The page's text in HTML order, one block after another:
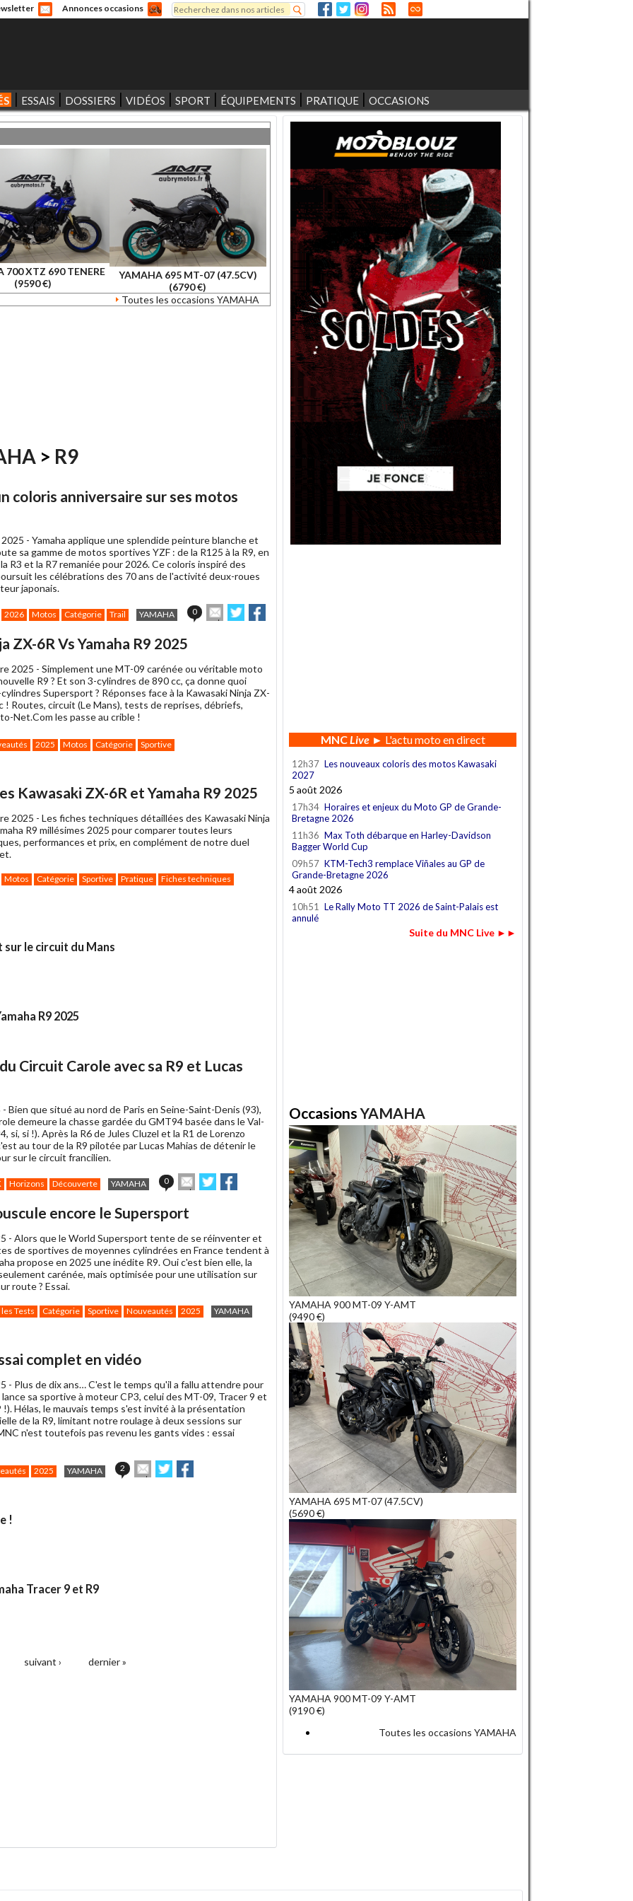
Annonces occasions
Formulaire de recherche
Rechercher
ESSAIS DOSSIERS VIDÉOS SPORT ÉQUIPEMENTS PRATIQUE OCCASIONS
700 XTZ 690 TENERE
(9590 €)
YAMAHA 695 MT-07 (47.5CV)
(6790 €)
Toutes les occasions YAMAHA
> R9
coloris anniversaire sur ses motos
- Yamaha applique une splendide peinture blanche et
sa gamme de motos sportives YZF : de la R125 à la R9, en
R3 et la R7 remaniée pour 2026. Ce coloris inspiré des
les célébrations des 70 ans de l'activité deux-roues
japonais.
2026 Motos Catégorie Trail YAMAHA 0
Envoyer
cet
ami
Partager
sur sur
ZX-6R Vs Yamaha R9 2025
2025 - Simplement une MT-09 carénée ou véritable moto
R9 ? Et son 3-cylindres de 890 cc, ça donne quoi
Supersport ? Réponses face à la Kawasaki Ninja ZX-
! Routes, circuit (Le Mans), tests de reprises, débriefs,
Net.Com les passe au crible !
2025 Motos Catégorie
Sportive
Kawasaki ZX-6R et Yamaha R9 2025
2025 - Les fiches techniques détaillées des Kawasaki Ninja
R9 millésimes 2025 pour comparer toutes leurs
performances et prix, en complément de notre duel
Motos Catégorie Sportive Pratique
Fiches techniques
sur le circuit du Mans
R9 2025
Circuit Carole avec sa R9 et Lucas
- Bien que situé au nord de Paris en Seine-Saint-Denis (93),
demeure la chasse gardée du GMT94 basée dans le Val-
si, si !). Après la R6 de Jules Cluzel et la R1 de Lorenzo
au tour de la R9 pilotée par Lucas Mahias de détenir le
sur le circuit francilien.
Horizons Découverte YAMAHA 0
Envoyer
cet
à
ami
Partager
sur sur
encore le Supersport
- Alors que le World Supersport tente de se réinventer et
de sportives de moyennes cylindrées en France tendent à
propose en 2025 une inédite R9. Oui c'est bien elle, la
carénée, mais optimisée pour une utilisation sur
route ? Essai.
Tests Catégorie Sportive Nouveautés 2025
YAMAHA
complet en vidéo
- Plus de dix ans… C'est le temps qu'il a fallu attendre pour
lance sa sportive à moteur CP3, celui des MT-09, Tracer 9 et
!). Hélas, le mauvais temps s'est invité à la présentation
de la R9, limitant notre roulage à deux sessions sur
n'est toutefois pas revenu les gants vides : essai
2025 YAMAHA 2
Envoyer
cet
Partager
sur sur
!
Tracer 9 et R9
suivant › dernier »
MNCLive► L'actu moto en direct
12h37 Les nouveaux coloris des motos Kawasaki
2027
5 août 2026
17h34 Horaires et enjeux du Moto GP de Grande-
Bretagne 2026
11h36 Max Toth débarque en Harley-Davidson
Bagger World Cup
09h57 KTM-Tech3 remplace Viñales au GP de
Grande-Bretagne 2026
4 août 2026
10h51
Le Rally Moto TT 2026 de Saint-Palais est
annulé
Suite du MNC Live ►►
OccasionsYAMAHA
YAMAHA 900 MT-09 Y-AMT
(9490 €)
YAMAHA 695 MT-07 (47.5CV)
(5690 €)
YAMAHA 900 MT-09 Y-AMT
(9190 €)
Toutes les occasions YAMAHA